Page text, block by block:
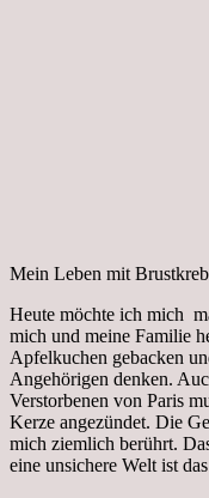
Mein Leben mit
Heute möchte ich mich
mich und meine Familie
Apfelkuchen gebacken
Angehörigen denken.
Verstorbenen von Paris
Kerze angezündet. Die
mich ziemlich berührt.
eine unsichere Welt ist